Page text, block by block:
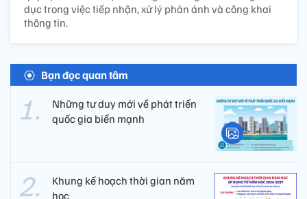
dục trong việc tiếp nhận, xử lý phản ánh và công khai
thông tin.
Bạn đọc quan tâm
Những tư duy mới về phát triển
quốc gia biển mạnh
Khung kế hoạch thời gian năm
học